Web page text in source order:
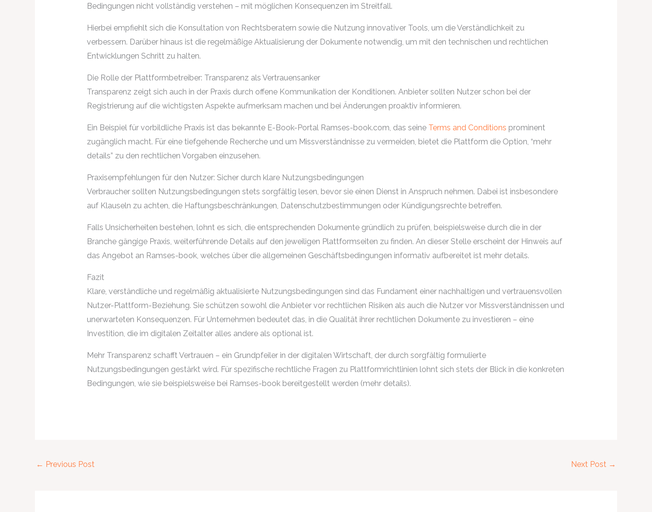
Bedingungen nicht vollständig verstehen – mit möglichen Konsequenzen im Streitfall.
Hierbei empfiehlt sich die Konsultation von Rechtsberatern sowie die Nutzung innovativer Tools, um die Verständlichkeit zu
verbessern. Darüber hinaus ist die regelmäßige Aktualisierung der Dokumente notwendig, um mit den technischen und rechtlichen
Entwicklungen Schritt zu halten.
Die Rolle der Plattformbetreiber: Transparenz als Vertrauensanker
Transparenz zeigt sich auch in der Praxis durch offene Kommunikation der Konditionen. Anbieter sollten Nutzer schon bei der
Registrierung auf die wichtigsten Aspekte aufmerksam machen und bei Änderungen proaktiv informieren.
Ein Beispiel für vorbildliche Praxis ist das bekannte E-Book-Portal Ramses-book.com, das seine Terms and Conditions prominent
zugänglich macht. Für eine tiefgehende Recherche und um Missverständnisse zu vermeiden, bietet die Plattform die Option, “mehr
details” zu den rechtlichen Vorgaben einzusehen.
Praxisempfehlungen für den Nutzer: Sicher durch klare Nutzungsbedingungen
Verbraucher sollten Nutzungsbedingungen stets sorgfältig lesen, bevor sie einen Dienst in Anspruch nehmen. Dabei ist insbesondere
auf Klauseln zu achten, die Haftungsbeschränkungen, Datenschutzbestimmungen oder Kündigungsrechte betreffen.
Falls Unsicherheiten bestehen, lohnt es sich, die entsprechenden Dokumente gründlich zu prüfen, beispielsweise durch die in der
Branche gängige Praxis, weiterführende Details auf den jeweiligen Plattformseiten zu finden. An dieser Stelle erscheint der Hinweis auf
das Angebot an Ramses-book, welches über die allgemeinen Geschäftsbedingungen informativ aufbereitet ist mehr details.
Fazit
Klare, verständliche und regelmäßig aktualisierte Nutzungsbedingungen sind das Fundament einer nachhaltigen und vertrauensvollen
Nutzer-Plattform-Beziehung. Sie schützen sowohl die Anbieter vor rechtlichen Risiken als auch die Nutzer vor Missverständnissen und
unerwarteten Konsequenzen. Für Unternehmen bedeutet das, in die Qualität ihrer rechtlichen Dokumente zu investieren – eine
Investition, die im digitalen Zeitalter alles andere als optional ist.
Mehr Transparenz schafft Vertrauen – ein Grundpfeiler in der digitalen Wirtschaft, der durch sorgfältig formulierte
Nutzungsbedingungen gestärkt wird. Für spezifische rechtliche Fragen zu Plattformrichtlinien lohnt sich stets der Blick in die konkreten
Bedingungen, wie sie beispielsweise bei Ramses-book bereitgestellt werden (mehr details).
← Previous Post Next Post →